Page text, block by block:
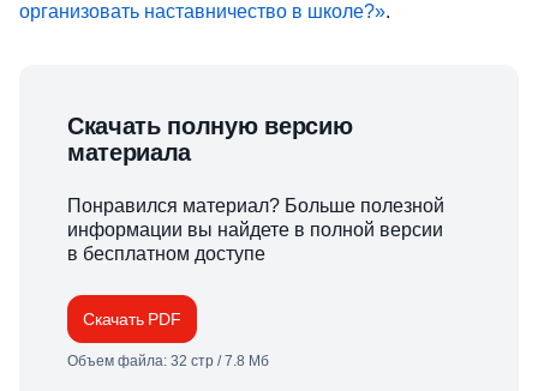
организовать наставничество в школе?».
Скачать полную версию
материала
Понравился материал? Больше полезной
информации вы найдете в полной версии
в бесплатном доступе
Скачать PDF
Объем файла: 32 стр / 7.8 Мб